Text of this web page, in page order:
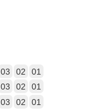
03 02 01
03 02 01
03 02
01